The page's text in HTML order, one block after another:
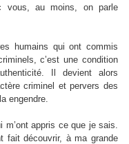
au moins, on parle
humains qui ont commis
c’est une condition
Il devient alors
criminel et pervers des
engendre.
appris ce que je sais.
fait découvrir, à ma grande